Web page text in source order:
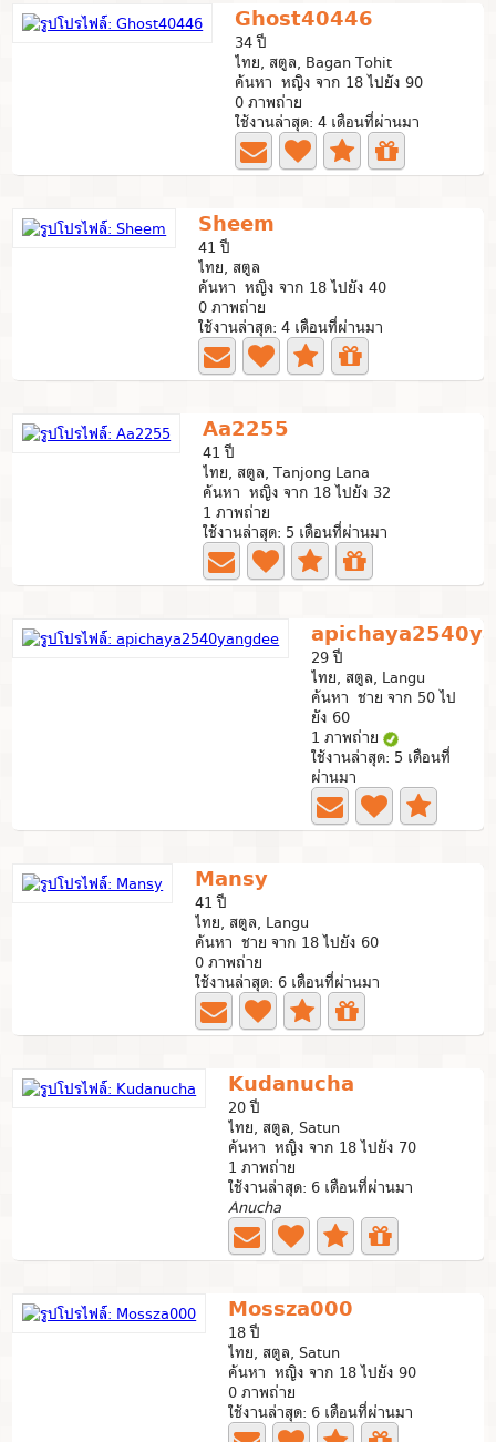
Ghost40446
34 ปี
ไทย, สตูล, Bagan Tohit
ค้นหา หญิง จาก 18 ไปยัง 90
0 ภาพถ่าย
ใช้งานล่าสุด: 4 เดือนที่ผ่านมา
Sheem
41 ปี
ไทย, สตูล
ค้นหา หญิง จาก 18 ไปยัง 40
0 ภาพถ่าย
ใช้งานล่าสุด: 4 เดือนที่ผ่านมา
Aa2255
41 ปี
ไทย, สตูล, Tanjong Lana
ค้นหา หญิง จาก 18 ไปยัง 32
1 ภาพถ่าย
ใช้งานล่าสุด: 5 เดือนที่ผ่านมา
29 ปี
ไทย, สตูล, Langu
ค้นหา ชาย จาก 50 ไป
ยัง 60
1 ภาพถ่าย
ใช้งานล่าสุด: 5 เดือนที่
ผ่านมา
Mansy
41 ปี
ไทย, สตูล, Langu
ค้นหา ชาย จาก 18 ไปยัง 60
0 ภาพถ่าย
ใช้งานล่าสุด: 6 เดือนที่ผ่านมา
Kudanucha
20 ปี
ไทย, สตูล, Satun
ค้นหา หญิง จาก 18 ไปยัง 70
1 ภาพถ่าย
ใช้งานล่าสุด: 6 เดือนที่ผ่านมา
Anucha
Mossza000
18 ปี
ไทย, สตูล, Satun
ค้นหา หญิง จาก 18 ไปยัง 90
0 ภาพถ่าย
ใช้งานล่าสุด: 6 เดือนที่ผ่านมา